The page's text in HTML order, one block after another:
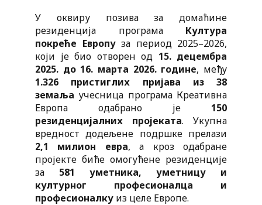
У оквиру позива за домаћине
резиденција програма Култура
покреће Европуза период 2025–2026,
који је био отворен од 15. децембра
2025. до 16. марта 2026. године, међу
1.326 пристиглих пријава из 38
земаља учесница програма Креативна
Европа одабрано је 150
резиденцијалних пројеката. Укупна
вредност додељене подршке прелази
2,1 милион евра, а кроз одабране
пројекте биће омогућене резиденције
за 581 уметника, уметницу и
културног професионалца и
професионалку из целе Европе.